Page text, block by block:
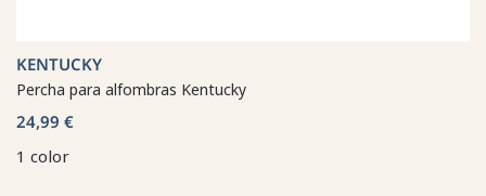
KENTUCKY
Percha para alfombras Kentucky
24,99 €
1 color